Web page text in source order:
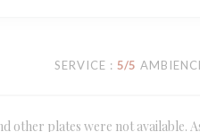
SERVICE : 5/5
plates were not available.